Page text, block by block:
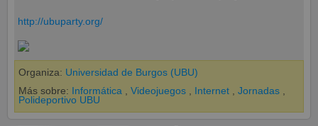
http://ubuparty.org/
Organiza: Universidad de Burgos (UBU)
Más sobre:
Informática Videojuegos Internet Jornadas
Polideportivo UBU